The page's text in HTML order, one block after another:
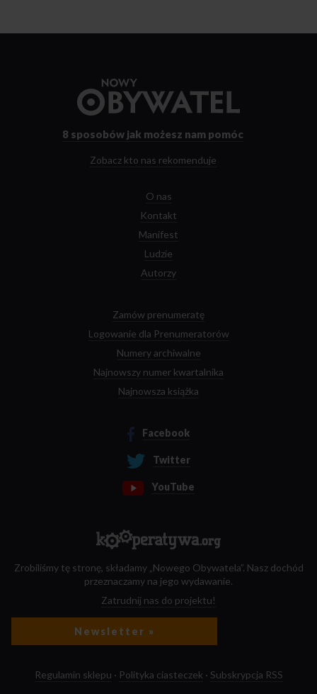
strony
8 sposobów jak możesz nam pomóc
Zobacz kto nas rekomenduje
O nas
Kontakt
Manifest
Ludzie
Autorzy
Zamów prenumeratę
Logowanie dla Prenumeratorów
Numery archiwalne
Najnowszy numer kwartalnika
Najnowsza książka
Facebook
Twitter
YouTube
Zrobiliśmy tę stronę, składamy „Nowego Obywatela”. Nasz dochód
przeznaczamy na jego wydawanie.
Zatrudnij nas do projektu!
Newsletter »
Regulamin sklepu · Polityka ciasteczek · Subskrypcja RSS